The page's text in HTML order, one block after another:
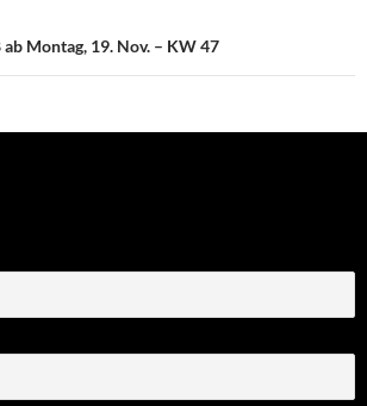
Montag, 19. Nov. – KW 47